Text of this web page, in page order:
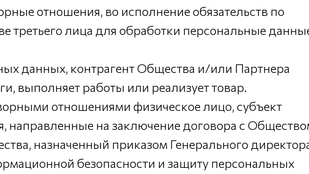
отношения, во исполнение обязательств по
третьего лица для обработки персональные
данных, контрагент Общества и/или Партнера
выполняет работы или реализует товар.
отношениями физическое лицо, субъект
на заключение договора с
назначенный приказом Генерального
безопасности и защиту персональных